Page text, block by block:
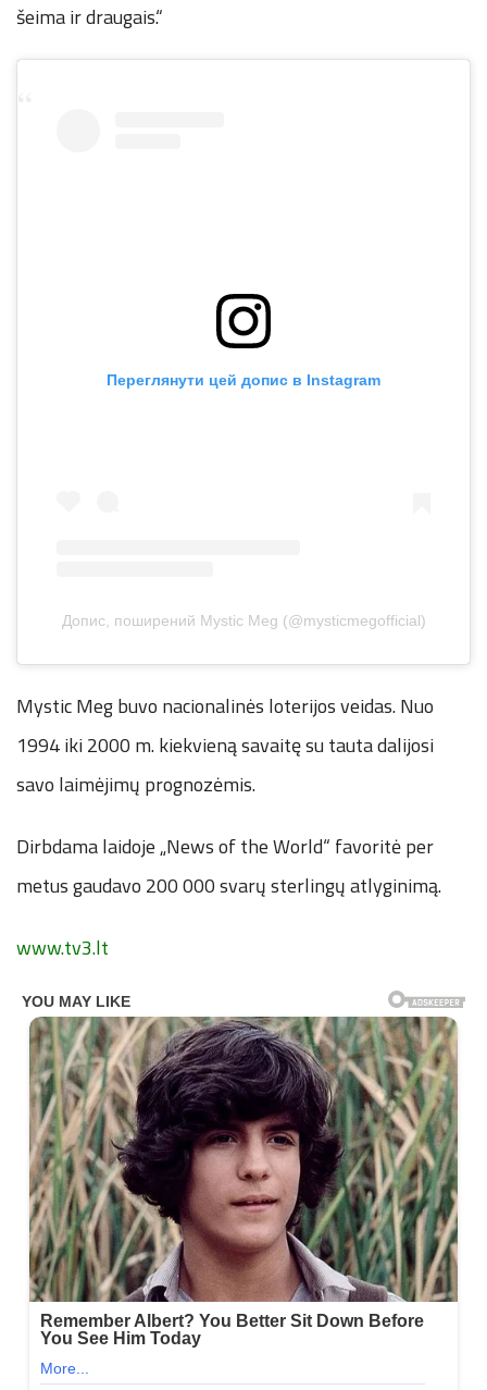
šeima ir draugais.“
Переглянути цей допис в Instagram
Допис, поширений Mystic Meg (@mysticmegofficial)
Mystic Meg buvo nacionalinės loterijos veidas. Nuo
1994 iki 2000 m. kiekvieną savaitę su tauta dalijosi
savo laimėjimų prognozėmis.
Dirbdama laidoje „News of the World“ favoritė per
metus gaudavo 200 000 svarų sterlingų atlyginimą.
www.tv3.lt